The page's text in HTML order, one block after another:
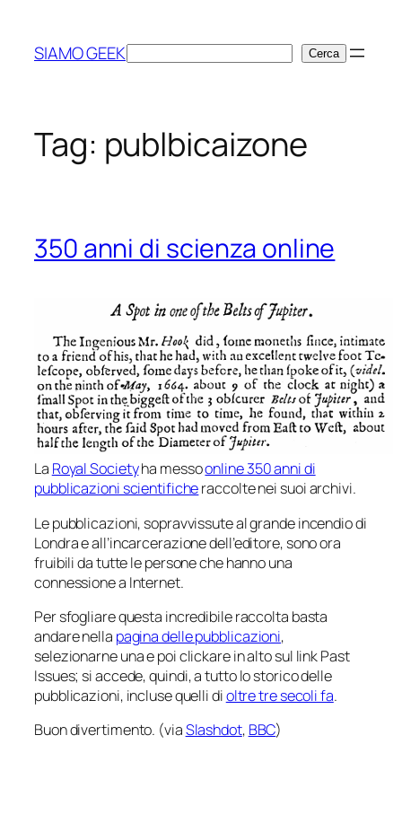
contenuto
SIAMO GEEKCerca Cerca
Tag: publbicaizone
350 anni di scienza online
La Royal Societyha messoonline 350 anni di
pubblicazioni scientificheraccolte nei suoi archivi.
Le pubblicazioni, sopravvissute al grande incendio di
Londra e all’incarcerazione dell’editore, sono ora
fruibili da tutte le persone che hanno una
connessione a Internet.
Per sfogliare questa incredibile raccolta basta
andare nella pagina delle pubblicazioni,
selezionarne una e poi clickare in alto sul linkPast
Issues; si accede, quindi, a tutto lo storico delle
pubblicazioni, incluse quelli dioltre tre secoli fa.
Buon divertimento. (viaSlashdot, BBC)